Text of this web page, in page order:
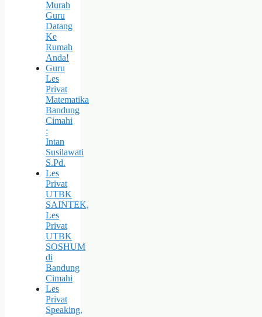
Murah
Guru
Datang
Ke
Rumah
Anda!
Guru
Les
Privat
Matematika
Bandung
Cimahi
:
Intan
Susilawati
S.Pd.
Les
Privat
UTBK
SAINTEK,
Les
Privat
UTBK
SOSHUM
di
Bandung
Cimahi
Les
Privat
Speaking,